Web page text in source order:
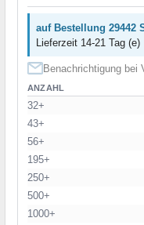
auf Bestellung 29442
Lieferzeit 14-21 Tag (e)
Benachrichtigung bei
ANZAHL
32+
43+
56+
195+
250+
500+
1000+